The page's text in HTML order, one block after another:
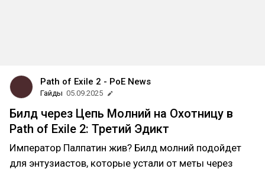
Path of Exile 2 - PoE News
Гайды 05.09.2025
Билд через Цепь Молний на Охотницу в
Path of Exile 2: Третий Эдикт
Император Палпатин жив? Билд молний подойдет
для энтузиастов, которые устали от меты через